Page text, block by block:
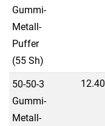
Gummi-
Metall-
Puffer
(55 Sh)
50-50-3
Gummi-
Metall-
12.40